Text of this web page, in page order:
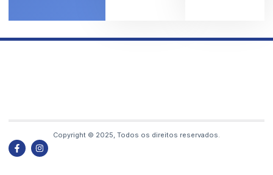
Copyright © 2025, Todos os direitos reservados.